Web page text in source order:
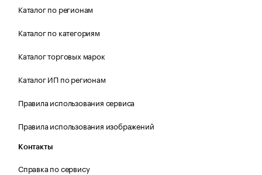
Каталог по регионам
Каталог по категориям
Каталог торговых марок
Каталог ИП по регионам
Правила использования сервиса
Правила использования изображений
Контакты
Справка по сервису